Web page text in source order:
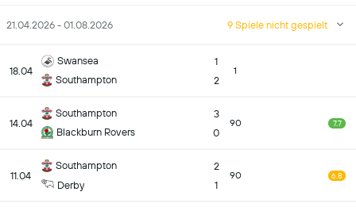
21.04.2026 - 01.08.2026 9 Spiele nicht gespielt
18.04
Swansea
Southampton
1
2
1
14.04
Southampton
Blackburn Rovers
3
0
90 7.7
11.04
Southampton
Derby
2
1
90 6.8